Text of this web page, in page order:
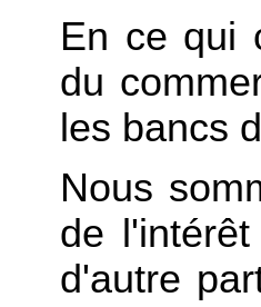
En ce qui
du
les bancs
Nous
de
d'autre